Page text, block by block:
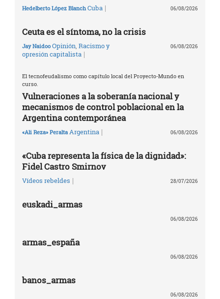
Hedelberto López Blanch Cuba | 06/08/2026
Ceuta es el síntoma, no la crisis
Jay Naidoo Opinión, Racismo y
opresión capitalista |
06/08/2026
El tecnofeudalismo como capítulo local del Proyecto-Mundo en
curso.
Vulneraciones a la soberanía nacional y
mecanismos de control poblacional en la
Argentina contemporánea
«Ali Reza» Peralta Argentina | 06/08/2026
«Cuba representa la física de la dignidad»:
Fidel Castro Smirnov
Vídeos rebeldes | 28/07/2026
euskadi_armas
06/08/2026
armas_españa
06/08/2026
banos_armas
06/08/2026